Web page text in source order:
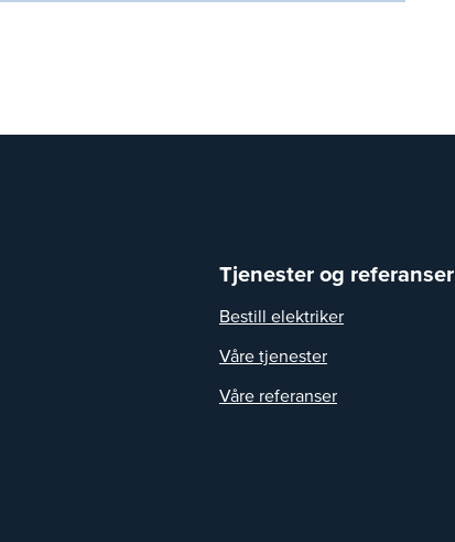
Tjenester og referanser
Bestill elektriker
Våre tjenester
Våre referanser